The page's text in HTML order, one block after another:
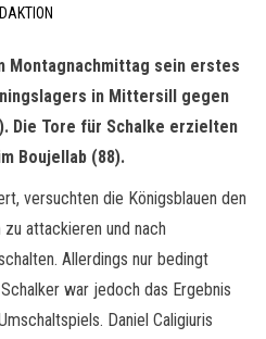
Montagnachmittag sein erstes
in Mittersill gegen
Die Tore für Schalke erzielten
Boujellab (88).
versuchten die Königsblauen den
attackieren und nach
Allerdings nur bedingt
war jedoch das Ergebnis
Daniel Caligiuris